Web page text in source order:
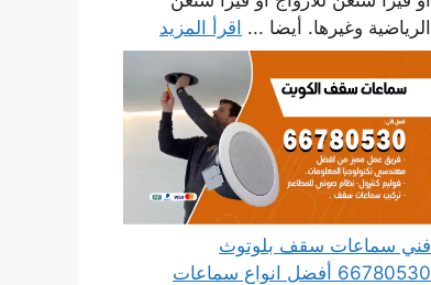
الرياضية وغيرها. أيضا ... اقرأ المزيد
فني سماعات سقف بلوتوث
66780530 أفضل انواع سماعات